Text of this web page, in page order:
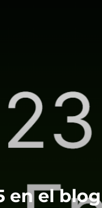
en el blog